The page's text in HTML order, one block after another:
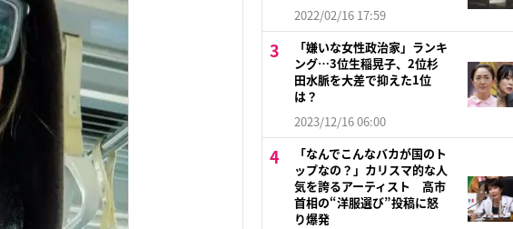
2022/02/16 17:59
「嫌いな女性政治家」ランキ
ング…3位生稲晃子、2位杉
田水脈を大差で抑えた1位
は？
2023/12/16 06:00
「なんでこんなバカが国のト
ップなの？」カリスマ的な人
気を誇るアーティスト 高市
首相の“洋服選び”投稿に怒
り爆発